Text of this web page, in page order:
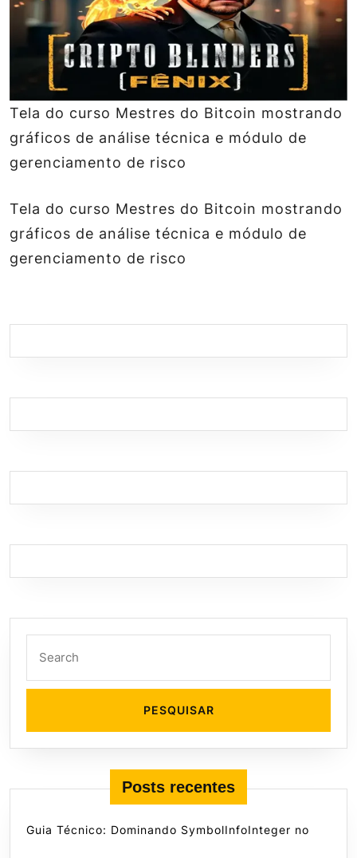
Tela do curso Mestres do Bitcoin mostrando
gráficos de análise técnica e módulo de
gerenciamento de risco
Tela do curso Mestres do Bitcoin mostrando
gráficos de análise técnica e módulo de
gerenciamento de risco
Posts recentes
Guia Técnico: Dominando SymbolInfoInteger no